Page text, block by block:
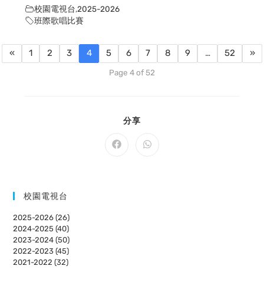
校園電視台,2025-2026
班際歌唱比賽
« 1 2 3 4 5 6 7 8 9 … 52 »
Page 4 of 52
分享
CONTENT
Opens
Opens
校園電視台
2025-2026 (26)
2024-2025 (40)
2023-2024 (50)
2022-2023 (45)
2021-2022 (32)